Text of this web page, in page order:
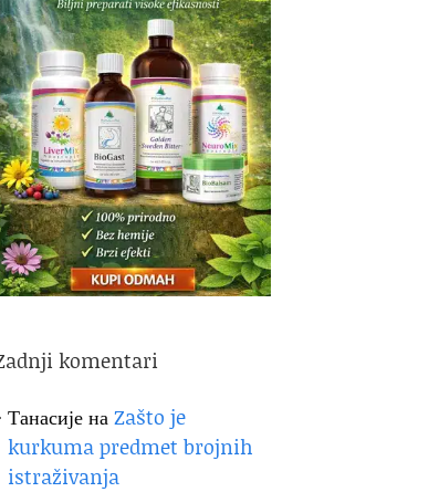
komentari
ТанасијенаZašto je
kurkuma predmet brojnih
istraživanja